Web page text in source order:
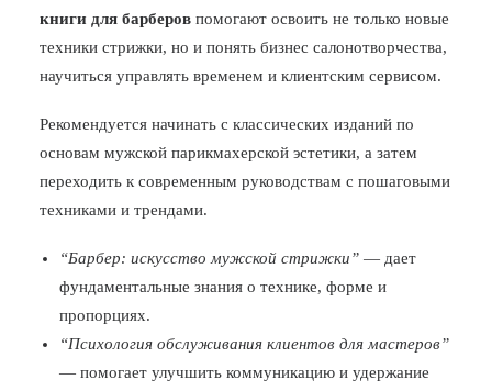
книги для барберов помогают освоить не только новые
техники стрижки, но и понять бизнес салонотворчества,
научиться управлять временем и клиентским сервисом.
Рекомендуется начинать с классических изданий по
основам мужской парикмахерской эстетики, а затем
переходить к современным руководствам с пошаговыми
техниками и трендами.
“Барбер: искусство мужской стрижки” — дает
фундаментальные знания о технике, форме и
пропорциях.
“Психология обслуживания клиентов для мастеров”
— помогает улучшить коммуникацию и удержание